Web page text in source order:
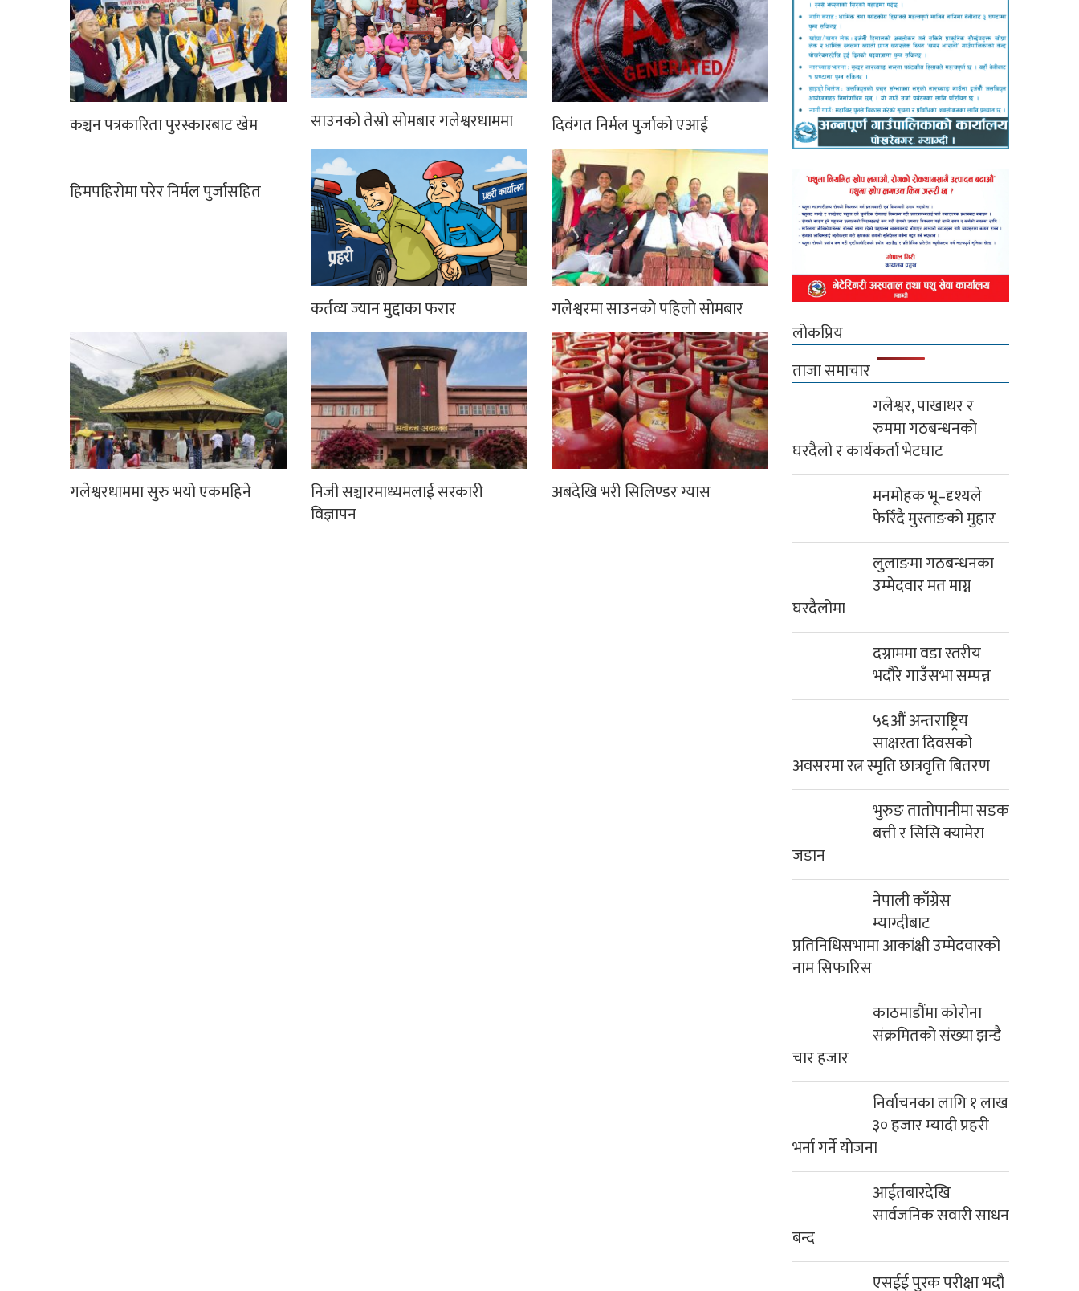
कञ्चन पत्रकारिता पुरस्कारबाट खेम साउनको तेस्रो सोमबार गलेश्वरधाममा दिवंगत निर्मल पुर्जाको एआई
हिमपहिरोमा परेर निर्मल पुर्जासहित
कर्तव्य ज्यान मुद्दाका फरार गलेश्वरमा साउनको पहिलो सोमबार
गलेश्वरधाममा सुरु भयो एकमहिने
निजी सञ्चारमाध्यमलाई सरकारी
विज्ञापन
अबदेखि भरी सिलिण्डर ग्यास
लोकप्रिय
ताजा समाचार
गलेश्वर, पाखाथर र
रुममा गठबन्धनको
घरदैलो र कार्यकर्ता भेटघाट
मनमोहक भू–दृश्यले
फेरिँदै मुस्ताङको मुहार
लुलाङमा गठबन्धनका
उम्मेदवार मत माग्न
घरदैलोमा
दग्नाममा वडा स्तरीय
भदौरे गाउँसभा सम्पन्न
५६औं अन्तराष्ट्रिय
साक्षरता दिवसको
अवसरमा रत्न स्मृति छात्रवृत्ति बितरण
भुरुङ तातोपानीमा सडक
बत्ती र सिसि क्यामेरा
जडान
नेपाली काँग्रेस
म्याग्दीबाट
प्रतिनिधिसभामा आकांक्षी उम्मेदवारको
नाम सिफारिस
काठमाडौंमा कोरोना
संक्रमितको संख्या झन्डै
चार हजार
निर्वाचनका लागि १ लाख
३० हजार म्यादी प्रहरी
भर्ना गर्ने योजना
आईतबारदेखि
सार्वजनिक सवारी साधन
बन्द
एसईई पुरक परीक्षा भदौ